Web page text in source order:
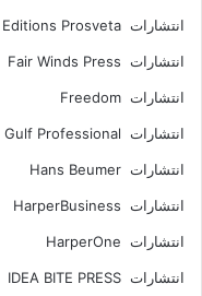
انتشارات Editions Prosveta
انتشارات Fair Winds Press
انتشارات Freedom
انتشارات Gulf Professional
انتشارات Hans Beumer
انتشارات HarperBusiness
انتشارات HarperOne
انتشارات IDEA BITE PRESS